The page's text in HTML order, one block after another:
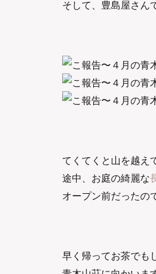
そして、豊島屋さん
てくてくと山を越え
途中、お庭の綺麗な
オープン前だったの
早く帰ってお茶でも